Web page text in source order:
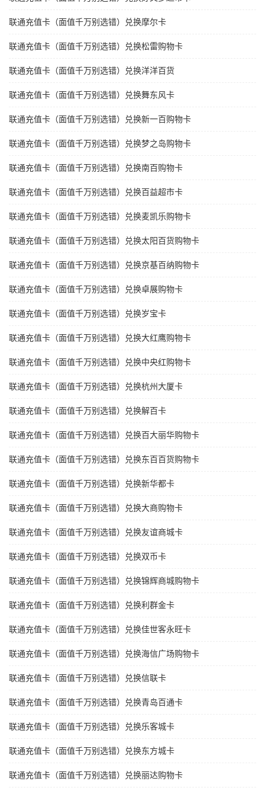
联通充值卡（面值千万别选错）兑换摩尔卡
联通充值卡（面值千万别选错）兑换松雷购物卡
联通充值卡（面值千万别选错）兑换洋洋百货
联通充值卡（面值千万别选错）兑换舞东风卡
联通充值卡（面值千万别选错）兑换新一百购物卡
联通充值卡（面值千万别选错）兑换梦之岛购物卡
联通充值卡（面值千万别选错）兑换南百购物卡
联通充值卡（面值千万别选错）兑换百益超市卡
联通充值卡（面值千万别选错）兑换麦凯乐购物卡
联通充值卡（面值千万别选错）兑换太阳百货购物卡
联通充值卡（面值千万别选错）兑换京基百纳购物卡
联通充值卡（面值千万别选错）兑换卓展购物卡
联通充值卡（面值千万别选错）兑换岁宝卡
联通充值卡（面值千万别选错）兑换大红鹰购物卡
联通充值卡（面值千万别选错）兑换中央红购物卡
联通充值卡（面值千万别选错）兑换杭州大厦卡
联通充值卡（面值千万别选错）兑换解百卡
联通充值卡（面值千万别选错）兑换百大丽华购物卡
联通充值卡（面值千万别选错）兑换东百百货购物卡
联通充值卡（面值千万别选错）兑换新华都卡
联通充值卡（面值千万别选错）兑换大商购物卡
联通充值卡（面值千万别选错）兑换友谊商城卡
联通充值卡（面值千万别选错）兑换双币卡
联通充值卡（面值千万别选错）兑换锦辉商城购物卡
联通充值卡（面值千万别选错）兑换利群金卡
联通充值卡（面值千万别选错）兑换佳世客永旺卡
联通充值卡（面值千万别选错）兑换海信广场购物卡
联通充值卡（面值千万别选错）兑换信联卡
联通充值卡（面值千万别选错）兑换青岛百通卡
联通充值卡（面值千万别选错）兑换乐客城卡
联通充值卡（面值千万别选错）兑换东方城卡
联通充值卡（面值千万别选错）兑换丽达购物卡